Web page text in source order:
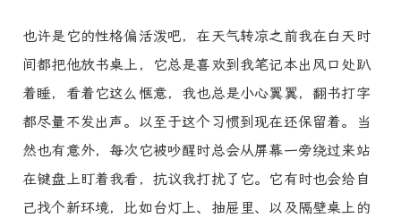
也许是它的性格偏活泼吧，在天气转凉之前我在白天时
间都把他放书桌上，它总是喜欢到我笔记本出风口处趴
着睡，看着它这么惬意，我也总是小心翼翼，翻书打字
都尽量不发出声。以至于这个习惯到现在还保留着。当
然也有意外，每次它被吵醒时总会从屏幕一旁绕过来站
在键盘上盯着我看，抗议我打扰了它。它有时也会给自
己找个新环境，比如台灯上、抽屉里、以及隔壁桌上的